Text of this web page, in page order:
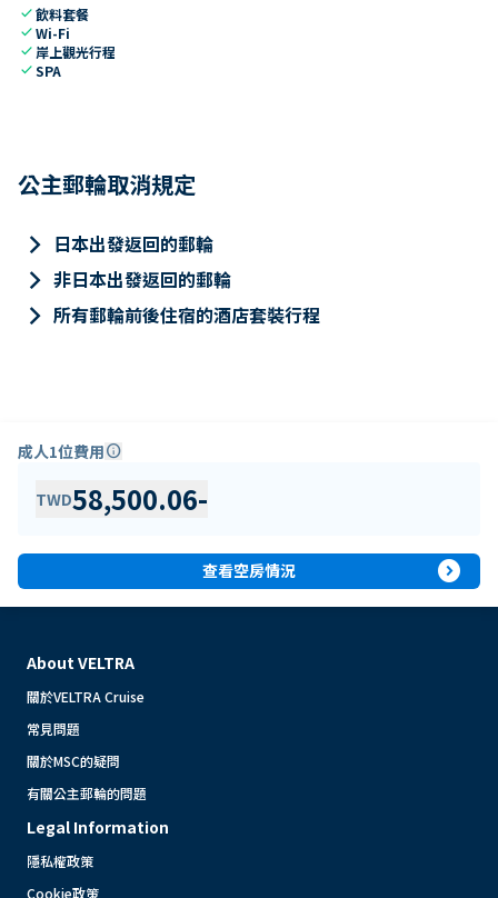
check飲料套餐
checkWi-Fi
check 岸上觀光行程
checkSPA
公主郵輪取消規定
keyboard_arrow_right 日本出發返回的郵輪
keyboard_arrow_right 非日本出發返回的郵輪
keyboard_arrow_right 所有郵輪前後住宿的酒店套裝行程
成人1位費用info
TWD58,500.06-
查看空房情況 expand_circle_right
About VELTRA
關於VELTRA Cruise
常見問題
關於MSC的疑問
有關公主郵輪的問題
Legal Information
隱私權政策
Cookie政策